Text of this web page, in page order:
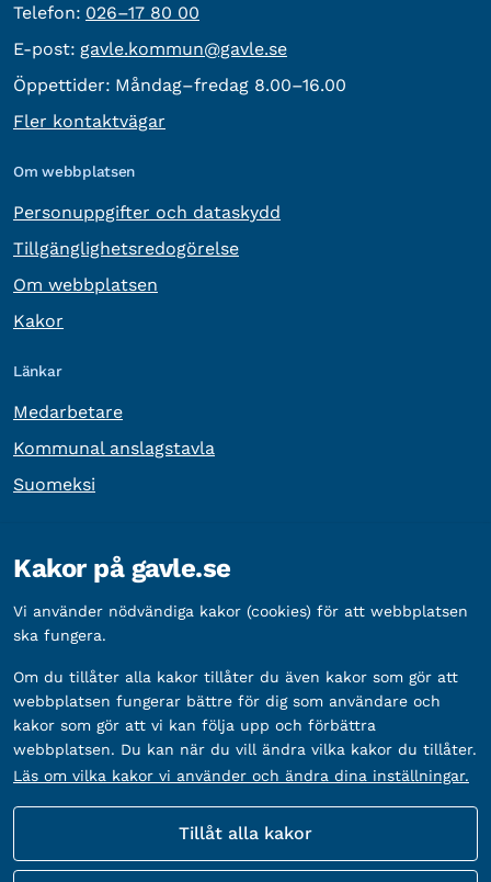
Telefon: Telefon:
026–17 80 00
E-post: E-post:
gavle.kommun@gavle.se
Öppettider: Måndag–fredag 8.00–16.00
Fler kontaktvägar
Om webbplatsen
Personuppgifter och dataskydd
Tillgänglighetsredogörelse
Om webbplatsen
Kakor
Länkar
Medarbetare
Kommunal anslagstavla
Suomeksi
Organisationsnummer: 212000-2338
Bankgironummer: 5888-2333
Kakor på gavle.se
Vi använder nödvändiga kakor (cookies) för att webbplatsen
ska fungera.
Om du tillåter alla kakor tillåter du även kakor som gör att
webbplatsen fungerar bättre för dig som användare och
kakor som gör att vi kan följa upp och förbättra
webbplatsen. Du kan när du vill ändra vilka kakor du tillåter.
Läs om vilka kakor vi använder och ändra dina inställningar.
Tillåt alla kakor